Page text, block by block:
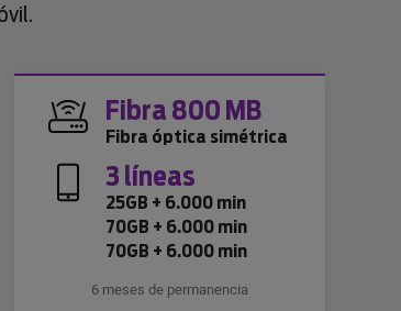
Fibra 800 MB
Fibra óptica simétrica
3 líneas
25GB + 6.000 min
70GB + 6.000 min
70GB + 6.000 min
6 meses de permanencia